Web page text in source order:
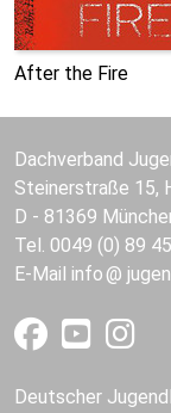
After the Fire
Dachverband
Steinerstraße 15,
D - 81369
Tel. 0049 (0) 89
E-Mail info
Deutscher